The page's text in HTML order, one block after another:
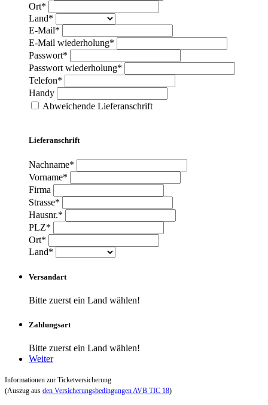
Ort*
Land*
E-Mail*
E-Mail wiederholung*
Passwort*
Passwort wiederholung*
Telefon*
Handy
Abweichende Lieferanschrift
Lieferanschrift
Nachname*
Vorname*
Firma
Strasse*
Hausnr.*
PLZ*
Ort*
Land*
Versandart
Bitte zuerst ein Land wählen!
Zahlungsart
Bitte zuerst ein Land wählen!
Weiter
Informationen zur Ticketversicherung
(Auszug aus den Versicherungsbedingungen AVB TIC 18)